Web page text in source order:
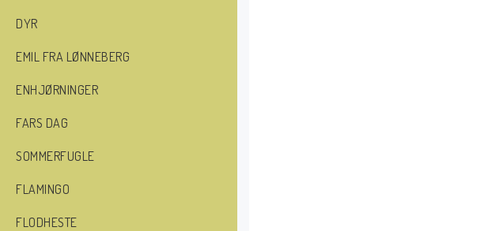
DYR
EMIL FRA LØNNEBERG
ENHJØRNINGER
FARS DAG
SOMMERFUGLE
FLAMINGO
FLODHESTE